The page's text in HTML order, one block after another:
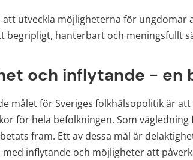
utveckla möjligheterna för ungdomar
begripligt, hanterbart och meningsfullt
och inflytande - en
målet för Sveriges folkhälsopolitik är
för hela befolkningen. Som
fram. Ett av dessa mål är
inflytande och möjligheter att